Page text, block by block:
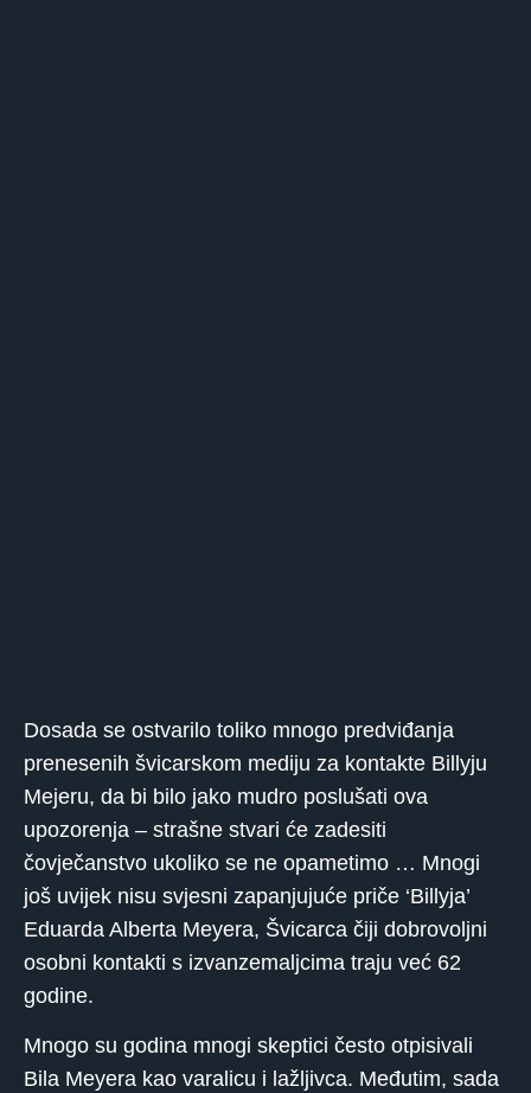
Dosada se ostvarilo toliko mnogo predviđanja
prenesenih švicarskom mediju za kontakte Billyju
Mejeru, da bi bilo jako mudro poslušati ova
upozorenja – strašne stvari će zadesiti
čovječanstvo ukoliko se ne opametimo … Mnogi
još uvijek nisu svjesni zapanjujuće priče ‘Billyja’
Eduarda Alberta Meyera, Švicarca čiji dobrovoljni
osobni kontakti s izvanzemaljcima traju već 62
godine.
Mnogo su godina mnogi skeptici često otpisivali
Bila Meyera kao varalicu i lažljivca. Međutim, sada